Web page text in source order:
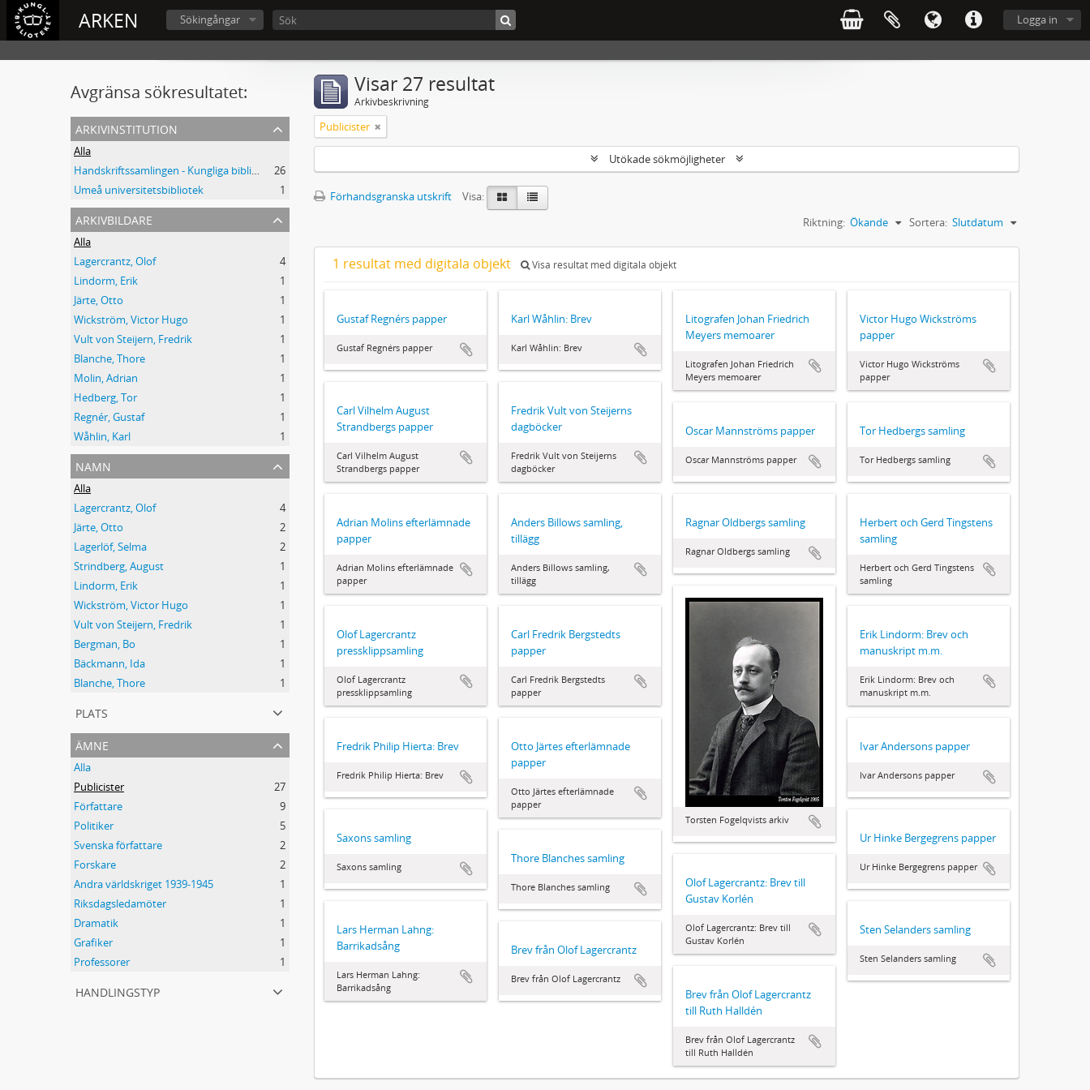
ARKEN Logga in
Sökingångar
Avgränsa sökresultatet:
arkivinstitution
Alla
Handskriftssamlingen - Kungliga biblioteket
26
Umeå universitetsbibliotek
1
arkivbildare
Alla
Lagercrantz, Olof
4
Lindorm, Erik
1
Järte, Otto
1
Wickström, Victor Hugo
1
Vult von Steijern, Fredrik
1
Blanche, Thore
1
Molin, Adrian
1
Hedberg, Tor
1
Regnér, Gustaf
1
Wåhlin, Karl
1
namn
Alla
Lagercrantz, Olof
4
Järte, Otto
2
Lagerlöf, Selma
2
Strindberg, August
1
Lindorm, Erik
1
Wickström, Victor Hugo
1
Vult von Steijern, Fredrik
1
Bergman, Bo
1
Bäckmann, Ida
1
Blanche, Thore
1
plats
ämne
Alla
Publicister
27
Författare
9
Politiker
5
Svenska författare
2
Forskare
2
Andra världskriget 1939-1945
1
Riksdagsledamöter
1
Dramatik
1
Grafiker
1
Professorer
1
handlingstyp
Visar 27 resultat
Arkivbeskrivning
Publicister
Utökade sökmöjligheter
Förhandsgranska utskrift
Visa:
Sortera: Slutdatum
Riktning: Ökande
1 resultat med digitala objekt Visa resultat med digitala objekt
Gustaf Regnérs papper
Gustaf Regnérs papper
Karl Wåhlin: Brev
Karl Wåhlin: Brev
Litografen Johan Friedrich
Meyers memoarer
Litografen Johan Friedrich
Meyers memoarer
Victor Hugo Wickströms
papper
Victor Hugo Wickströms
papper
Carl Vilhelm August
Strandbergs papper
Carl Vilhelm August
Strandbergs papper
Fredrik Vult von Steijerns
dagböcker
Fredrik Vult von Steijerns
dagböcker
Oscar Mannströms papper
Oscar Mannströms papper
Tor Hedbergs samling
Tor Hedbergs samling
Adrian Molins efterlämnade
papper
Adrian Molins efterlämnade
papper
Anders Billows samling,
tillägg
Anders Billows samling,
tillägg
Ragnar Oldbergs samling
Ragnar Oldbergs samling
Herbert och Gerd Tingstens
samling
Herbert och Gerd Tingstens
samling
Torsten Fogelqvists arkiv
Olof Lagercrantz
pressklippsamling
Olof Lagercrantz
pressklippsamling
Carl Fredrik Bergstedts
papper
Carl Fredrik Bergstedts
papper
Erik Lindorm: Brev och
manuskript m.m.
Erik Lindorm: Brev och
manuskript m.m.
Fredrik Philip Hierta: Brev
Fredrik Philip Hierta: Brev
Otto Järtes efterlämnade
papper
Otto Järtes efterlämnade
papper
Ivar Andersons papper
Ivar Andersons papper
Saxons samling
Saxons samling
Ur Hinke Bergegrens papper
Ur Hinke Bergegrens papper
Thore Blanches samling
Thore Blanches samling
Olof Lagercrantz: Brev till
Gustav Korlén
Olof Lagercrantz: Brev till
Gustav Korlén
Lars Herman Lahng:
Barrikadsång
Lars Herman Lahng:
Barrikadsång
Sten Selanders samling
Sten Selanders samling
Brev från Olof Lagercrantz
Brev från Olof Lagercrantz
Brev från Olof Lagercrantz
till Ruth Halldén
Brev från Olof Lagercrantz
till Ruth Halldén